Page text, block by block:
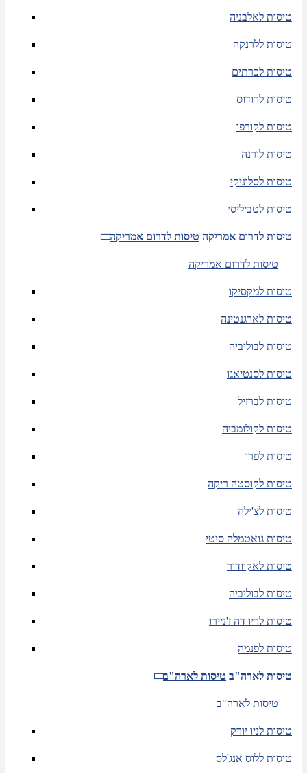
טיסות לאלבניה
טיסות ללרנקה
טיסות לכרתים
טיסות לרודוס
טיסות לקורפו
טיסות לורנה
טיסות לסלוניקי
טיסות לטביליסי
טיסות לדרום אמריקה טיסות לדרום אמריקה
טיסות לדרום אמריקה
טיסות למקסיקו
טיסות לארגנטינה
טיסות לבוליביה
טיסות לסנטיאגו
טיסות לברזיל
טיסות לקולומביה
טיסות לפרו
טיסות לקוסטה ריקה
טיסות לצ'ילה
טיסות גואטמלה סיטי
טיסות לאקוודור
טיסות לבוליביה
טיסות לריו דה ז'ניירו
טיסות לפנמה
טיסות לארה"ב טיסות לארה"ב
טיסות לארה"ב
טיסות לניו יורק
טיסות ללוס אנג'לס